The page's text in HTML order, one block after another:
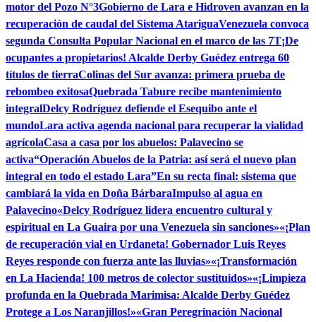
motor del Pozo N°3Gobierno de Lara e Hidroven avanzan en la
recuperación de caudal del Sistema AtariguaVenezuela convoca
segunda Consulta Popular Nacional en el marco de las 7T¡De
ocupantes a propietarios! Alcalde Derby Guédez entrega 60
títulos de tierraColinas del Sur avanza: primera prueba de
rebombeo exitosaQuebrada Tabure recibe mantenimiento
integralDelcy Rodríguez defiende el Esequibo ante el
mundoLara activa agenda nacional para recuperar la vialidad
agrícolaCasa a casa por los abuelos: Palavecino se
activa“Operación Abuelos de la Patria: así será el nuevo plan
integral en todo el estado Lara”En su recta final: sistema que
cambiará la vida en Doña BárbaraImpulso al agua en
Palavecino«Delcy Rodríguez lidera encuentro cultural y
espiritual en La Guaira por una Venezuela sin sanciones»«¡Plan
de recuperación vial en Urdaneta! Gobernador Luis Reyes
Reyes responde con fuerza ante las lluvias»«¡Transformación
en La Hacienda! 100 metros de colector sustituidos»«¡Limpieza
profunda en la Quebrada Marimisa: Alcalde Derby Guédez
Protege a Los Naranjillos!»«Gran Peregrinación Nacional